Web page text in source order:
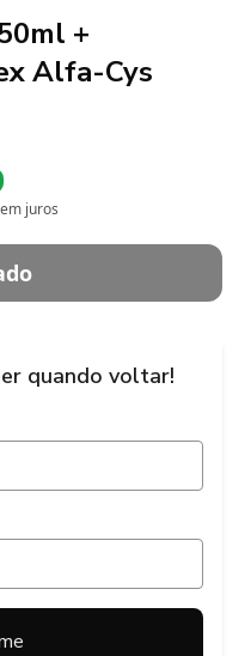
+
Alfa-Cys
juros
quando voltar!